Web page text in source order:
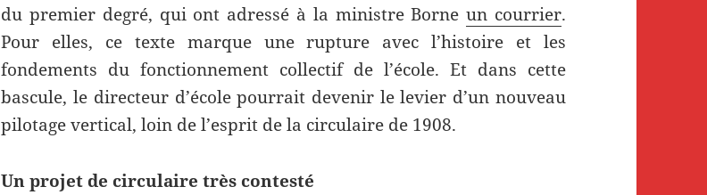
du premier degré, qui ont adressé à la ministre Borneun courrier.
Pour elles, ce texte marque une rupture avec l’histoire et les
fondements du fonctionnement collectif de l’école. Et dans cette
bascule, le directeur d’école pourrait devenir le levier d’un nouveau
pilotage vertical, loin de l’esprit de la circulaire de 1908.
Un projet de circulaire très contesté